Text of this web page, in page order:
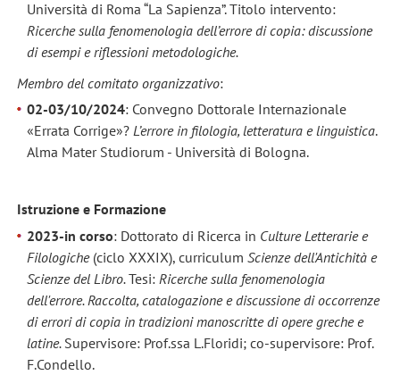
Università di Roma “La Sapienza”. Titolo intervento:
Ricerche sulla fenomenologia dell’errore di copia: discussione
di esempi e riflessioni metodologiche.
Membro del comitato organizzativo:
02-03/10/2024: Convegno Dottorale Internazionale
«Errata Corrige»?L’errore in filologia, letteratura e linguistica.
Alma Mater Studiorum - Università di Bologna.
Istruzione e Formazione
2023-in corso: Dottorato di Ricerca in Culture Letterarie e
Filologiche (ciclo XXXIX), curriculumScienze dell'Antichità e
Scienze del Libro.Tesi: Ricerche sulla fenomenologia
dell'errore. Raccolta, catalogazione e discussione di occorrenze
di errori di copia in tradizioni manoscritte di opere greche e
latine. Supervisore: Prof.ssa L.Floridi; co-supervisore: Prof.
F.Condello.